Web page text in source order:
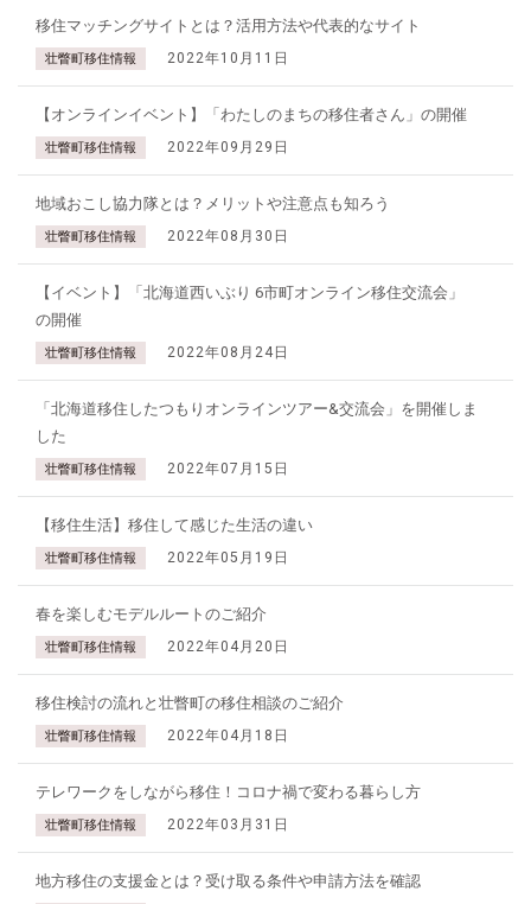
移住マッチングサイトとは？活用方法や代表的なサイト
壮瞥町移住情報 2022年10月11日
【オンラインイベント】「わたしのまちの移住者さん」の開催
壮瞥町移住情報 2022年09月29日
地域おこし協力隊とは？メリットや注意点も知ろう
壮瞥町移住情報 2022年08月30日
【イベント】「北海道西いぶり 6市町オンライン移住交流会」
の開催
壮瞥町移住情報 2022年08月24日
「北海道移住したつもりオンラインツアー&交流会」を開催しま
した
壮瞥町移住情報 2022年07月15日
【移住生活】移住して感じた生活の違い
壮瞥町移住情報 2022年05月19日
春を楽しむモデルルートのご紹介
壮瞥町移住情報 2022年04月20日
移住検討の流れと壮瞥町の移住相談のご紹介
壮瞥町移住情報 2022年04月18日
テレワークをしながら移住！コロナ禍で変わる暮らし方
壮瞥町移住情報 2022年03月31日
地方移住の支援金とは？受け取る条件や申請方法を確認